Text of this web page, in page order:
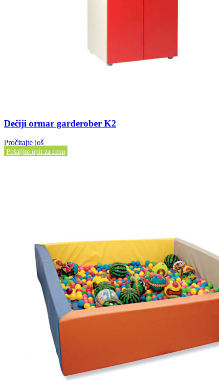
Dečiji ormar garderober K2
Pročitajte još
Pošaljite upit za cenu